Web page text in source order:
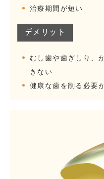
治療期間が短い
デメリット
むし歯や歯ぎしり、
きない
健康な歯を削る必要